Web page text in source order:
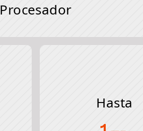
Procesador
Hasta